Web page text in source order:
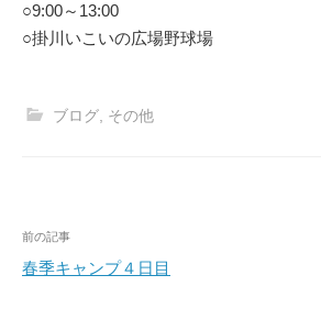
○9:00～13:00
○掛川いこいの広場野球場
ブログ その他
投
稿
前の記事
春季キャンプ４日目